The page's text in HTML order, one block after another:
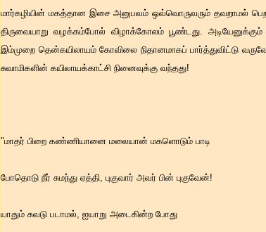
மார்கழியின் மகத்தான இசை அனுபவம் ஒவ்வொருவரும் தவறாமல்
திருவையாறு வழக்கம்போல் விழாக்கோலம் பூண்டது.
இம்முறை தென்கயிலாயம் கோவிலை நிதானமாகப் பார்த்துவிட்டு
சுவாமிகளின் கயிலாயக்காட்சி நினைவுக்கு வந்தது!
"மாதர் பிறை கண்ணியானை மலையான் மகளொடும் பாடி
போதொடு நீர் சுமந்து ஏத்தி, புகுவார் அவர் பின் புகுவேன்!
யாதும் சுவடு படாமல், ஐயாறு அடைகின்ற போது